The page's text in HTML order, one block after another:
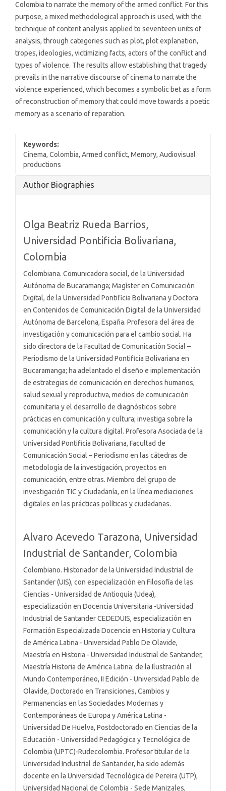
Colombia to narrate the memory of the armed conflict. For this
purpose, a mixed methodological approach is used, with the
technique of content analysis applied to seventeen units of
analysis, through categories such as plot, plot explanation,
tropes, ideologies, victimizing facts, actors of the conflict and
types of violence. The results allow establishing that tragedy
prevails in the narrative discourse of cinema to narrate the
violence experienced, which becomes a symbolic bet as a form
of reconstruction of memory that could move towards a poetic
memory as a scenario of reparation.
Keywords:
Cinema, Colombia, Armed conflict, Memory, Audiovisual
productions
Article
Author Biographies
Olga Beatriz Rueda Barrios,
Universidad Pontificia Bolivariana,
Colombia
Colombiana. Comunicadora social, de la Universidad
Autónoma de Bucaramanga; Magíster en Comunicación
Digital, de la Universidad Pontificia Bolivariana y Doctora
en Contenidos de Comunicación Digital de la Universidad
Autónoma de Barcelona, España. Profesora del área de
investigación y comunicación para el cambio social. Ha
sido directora de la Facultad de Comunicación Social –
Periodismo de la Universidad Pontificia Bolivariana en
Bucaramanga; ha adelantado el diseño e implementación
de estrategias de comunicación en derechos humanos,
salud sexual y reproductiva, medios de comunicación
comunitaria y el desarrollo de diagnósticos sobre
prácticas en comunicación y cultura; investiga sobre la
comunicación y la cultura digital. Profesora Asociada de la
Universidad Pontificia Bolivariana, Facultad de
Comunicación Social – Periodismo en las cátedras de
metodología de la investigación, proyectos en
comunicación, entre otras. Miembro del grupo de
investigación TIC y Ciudadanía, en la línea mediaciones
digitales en las prácticas políticas y ciudadanas.
Alvaro Acevedo Tarazona, Universidad
Industrial de Santander, Colombia
Colombiano. Historiador de la Universidad Industrial de
Santander (UIS), con especialización en Filosofía de las
Ciencias - Universidad de Antioquia (Udea),
especialización en Docencia Universitaria -Universidad
Industrial de Santander CEDEDUIS, especialización en
Formación Especializada Docencia en Historia y Cultura
de América Latina - Universidad Pablo De Olavide,
Maestría en Historia - Universidad Industrial de Santander,
Maestría Historia de América Latina: de la Ilustración al
Mundo Contemporáneo, II Edición - Universidad Pablo de
Olavide, Doctorado en Transiciones, Cambios y
Permanencias en las Sociedades Modernas y
Contemporáneas de Europa y América Latina -
Universidad De Huelva, Postdoctorado en Ciencias de la
Educación - Universidad Pedagógica y Tecnológica de
Colombia (UPTC)-Rudecolombia. Profesor titular de la
Universidad Industrial de Santander, ha sido además
docente en la Universidad Tecnológica de Pereira (UTP),
Universidad Nacional de Colombia - Sede Manizales,